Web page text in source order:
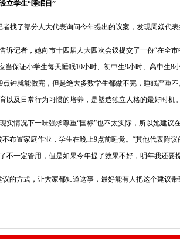
立学生“睡眠日”
了部分人大代表询问今年提出的议案，发现周焱代表
记者，她向市十四届人大四次会议提交了一份“在全市
当保证小学生每天睡眠10小时、初中生9小时、高中生
点钟就能做完，但是绝大多数学生都做不完，睡眠严重
以及日常行为习惯的培养，是塑造独立人格的最好时机
情况下一味强求尊重“国标”也不太实际，所以她建议在
不布置家庭作业，学生在晚上9点前睡觉。“其他代表附
不一定管用，但是如果今年提了效果不好，明年我还要
方式，让大家都知道这事，最好能有人把这个建议